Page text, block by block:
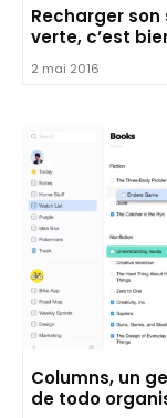
Recharger
verte, c’est
2 mai 2016
Columns, un
de todo